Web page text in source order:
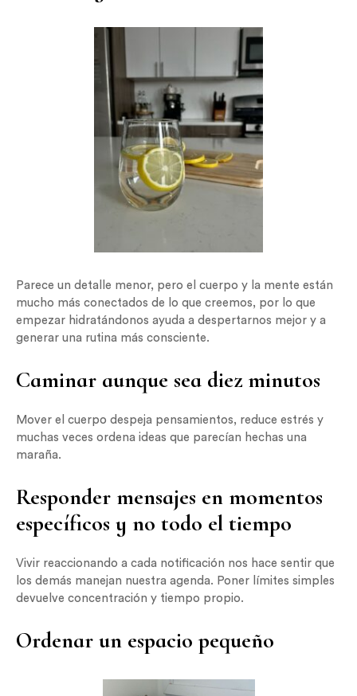
Parece un detalle menor, pero el cuerpo y la mente están
mucho más conectados de lo que creemos, por lo que
empezar hidratándonos ayuda a despertarnos mejor y a
generar una rutina más consciente.
Caminar aunque sea diez minutos
Mover el cuerpo despeja pensamientos, reduce estrés y
muchas veces ordena ideas que parecían hechas una
maraña.
Responder mensajes en momentos
específicos y no todo el tiempo
Vivir reaccionando a cada notificación nos hace sentir que
los demás manejan nuestra agenda. Poner límites simples
devuelve concentración y tiempo propio.
Ordenar un espacio pequeño